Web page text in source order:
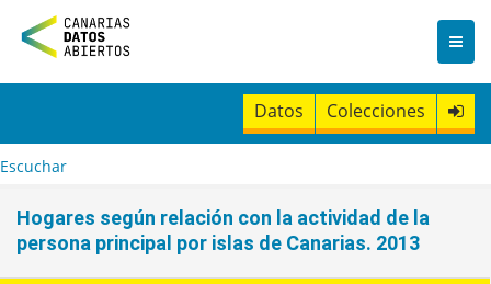
n
t
o
Datos Colecciones
Escuchar
Hogares según relación con la actividad de la
persona principal por islas de Canarias. 2013